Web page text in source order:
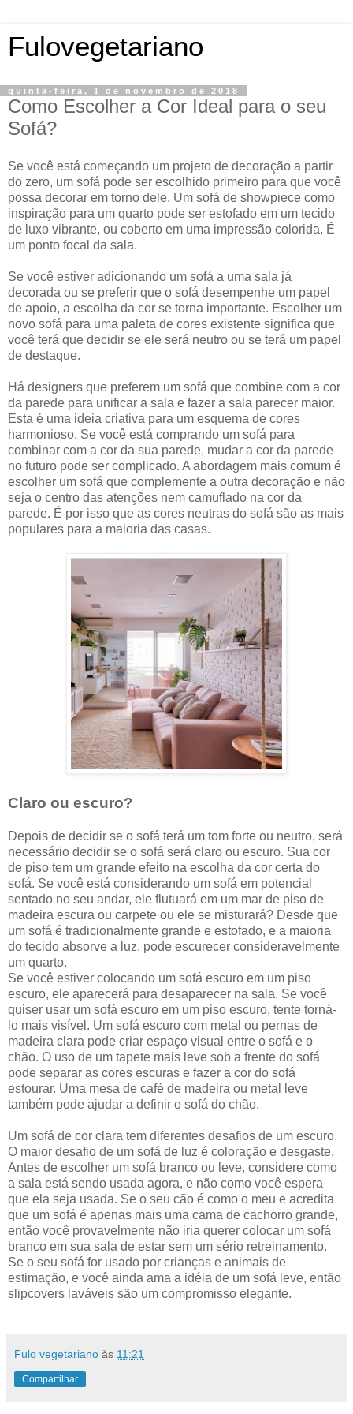
Fulovegetariano
quinta-feira, 1 de novembro de 2018
Como Escolher a Cor Ideal para o seu
Sofá?
Se você está começando um projeto de decoração a partir
do zero, um sofá pode ser escolhido primeiro para que você
possa decorar em torno dele. Um sofá de showpiece como
inspiração para um quarto pode ser estofado em um tecido
de luxo vibrante, ou coberto em uma impressão colorida. É
um ponto focal da sala.
Se você estiver adicionando um sofá a uma sala já
decorada ou se preferir que o sofá desempenhe um papel
de apoio, a escolha da cor se torna importante. Escolher um
novo sofá para uma paleta de cores existente significa que
você terá que decidir se ele será neutro ou se terá um papel
de destaque.
Há designers que preferem um sofá que combine com a cor
da parede para unificar a sala e fazer a sala parecer maior.
Esta é uma ideia criativa para um esquema de cores
harmonioso. Se você está comprando um sofá para
combinar com a cor da sua parede, mudar a cor da parede
no futuro pode ser complicado. A abordagem mais comum é
escolher um sofá que complemente a outra decoração e não
seja o centro das atenções nem camuflado na cor da
parede. É por isso que as cores neutras do sofá são as mais
populares para a maioria das casas.
Claro ou escuro?
Depois de decidir se o sofá terá um tom forte ou neutro, será
necessário decidir se o sofá será claro ou escuro. Sua cor
de piso tem um grande efeito na escolha da cor certa do
sofá. Se você está considerando um sofá em potencial
sentado no seu andar, ele flutuará em um mar de piso de
madeira escura ou carpete ou ele se misturará? Desde que
um sofá é tradicionalmente grande e estofado, e a maioria
do tecido absorve a luz, pode escurecer consideravelmente
um quarto.
Se você estiver colocando um sofá escuro em um piso
escuro, ele aparecerá para desaparecer na sala. Se você
quiser usar um sofá escuro em um piso escuro, tente torná-
lo mais visível. Um sofá escuro com metal ou pernas de
madeira clara pode criar espaço visual entre o sofá e o
chão. O uso de um tapete mais leve sob a frente do sofá
pode separar as cores escuras e fazer a cor do sofá
estourar. Uma mesa de café de madeira ou metal leve
também pode ajudar a definir o sofá do chão.
Um sofá de cor clara tem diferentes desafios de um escuro.
O maior desafio de um sofá de luz é coloração e desgaste.
Antes de escolher um sofá branco ou leve, considere como
a sala está sendo usada agora, e não como você espera
que ela seja usada. Se o seu cão é como o meu e acredita
que um sofá é apenas mais uma cama de cachorro grande,
então você provavelmente não iria querer colocar um sofá
branco em sua sala de estar sem um sério retreinamento.
Se o seu sofá for usado por crianças e animais de
estimação, e você ainda ama a idéia de um sofá leve, então
slipcovers laváveis são um compromisso elegante.
Fulo vegetariano às 11:21
Compartilhar